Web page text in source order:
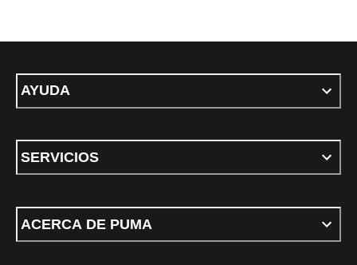
AYUDA
SERVICIOS
ACERCA DE PUMA